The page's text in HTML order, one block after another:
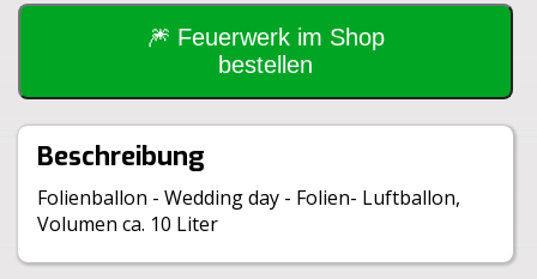
🎆 Feuerwerk im Shop
bestellen
Beschreibung
Folienballon - Wedding day - Folien- Luftballon,
Volumen ca. 10 Liter